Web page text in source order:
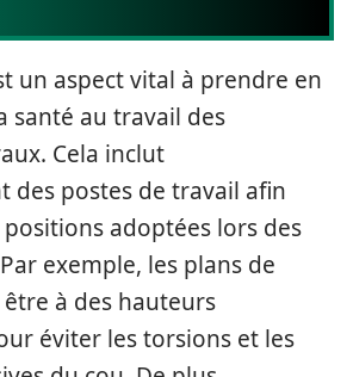
un aspect vital à prendre en
santé au travail des
Cela inclut
des postes de travail afin
positions adoptées lors des
exemple, les plans de
à des hauteurs
éviter les torsions et les